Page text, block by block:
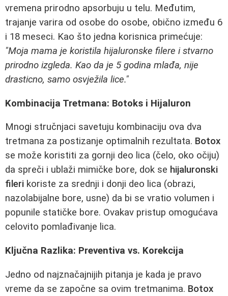
vremena prirodno apsorbuju u telu. Međutim,
trajanje varira od osobe do osobe, obično između 6
i 18 meseci. Kao što jedna korisnica primećuje:
"Moja mama je koristila hijaluronske filere i stvarno
prirodno izgleda. Kao da je 5 godina mlađa, nije
drasticno, samo osvježila lice."
Kombinacija Tretmana: Botoks i Hijaluron
Mnogi stručnjaci savetuju kombinaciju ova dva
tretmana za postizanje optimalnih rezultata. Botox
se može koristiti za gornji deo lica (čelo, oko očiju)
da spreči i ublaži mimičke bore, dok se hijaluronski
fileri koriste za srednji i donji deo lica (obrazi,
nazolabijalne bore, usne) da bi se vratio volumen i
popunile statičke bore. Ovakav pristup omogućava
celovito pomlađivanje lica.
Ključna Razlika: Preventiva vs. Korekcija
Jedno od najznačajnijih pitanja je kada je pravo
vreme da se započne sa ovim tretmanima. Botox